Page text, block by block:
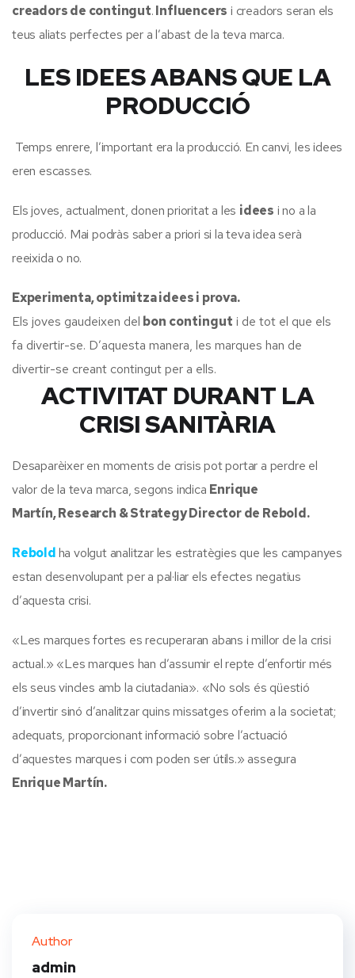
creadors de contingut.Influencers i creadors seran els
teus aliats perfectes per a l’abast de la teva marca.
LES IDEES ABANS QUE LA
PRODUCCIÓ
Temps enrere, l’important era la producció. En canvi, les idees
eren escasses.
Els joves, actualment, donen prioritat a les idees i no a la
producció. Mai podràs saber a priori si la teva idea serà
reeixida o no.
Experimenta, optimitza idees i prova.
Els joves gaudeixen del bon contingut i de tot el que els
fa divertir-se. D’aquesta manera, les marques han de
divertir-se creant contingut per a ells.
ACTIVITAT DURANT LA
CRISI SANITÀRIA
Desaparèixer en moments de crisis pot portar a perdre el
valor de la teva marca, segons indica Enrique
Martín, Research & Strategy Director de Rebold.
Reboldha volgut analitzar les estratègies que les campanyes
estan desenvolupant per a pal·liar els efectes negatius
d’aquesta crisi.
«Les marques fortes es recuperaran abans i millor de la crisi
actual.» «Les marques han d’assumir el repte d’enfortir més
els seus vincles amb la ciutadania». «No sols és qüestió
d’invertir sinó d’analitzar quins missatges oferim a la societat;
adequats, proporcionant informació sobre l’actuació
d’aquestes marques i com poden ser útils.» assegura
Enrique Martín.
Author
admin